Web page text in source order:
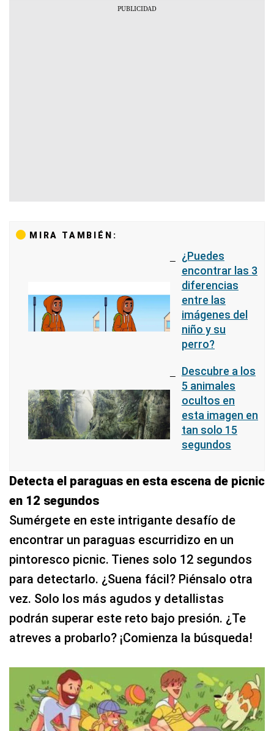
MIRA TAMBIÉN:
¿Puedes
encontrar las 3
diferencias
entre las
imágenes del
niño y su
perro?
Descubre a los
5 animales
ocultos en
esta imagen en
tan solo 15
segundos
Detecta el paraguas en esta escena de picnic
en 12 segundos
Sumérgete en este intrigante desafío de
encontrar un paraguas escurridizo en un
pintoresco picnic. Tienes solo 12 segundos
para detectarlo. ¿Suena fácil? Piénsalo otra
vez. Solo los más agudos y detallistas
podrán superar este reto bajo presión. ¿Te
atreves a probarlo? ¡Comienza la búsqueda!